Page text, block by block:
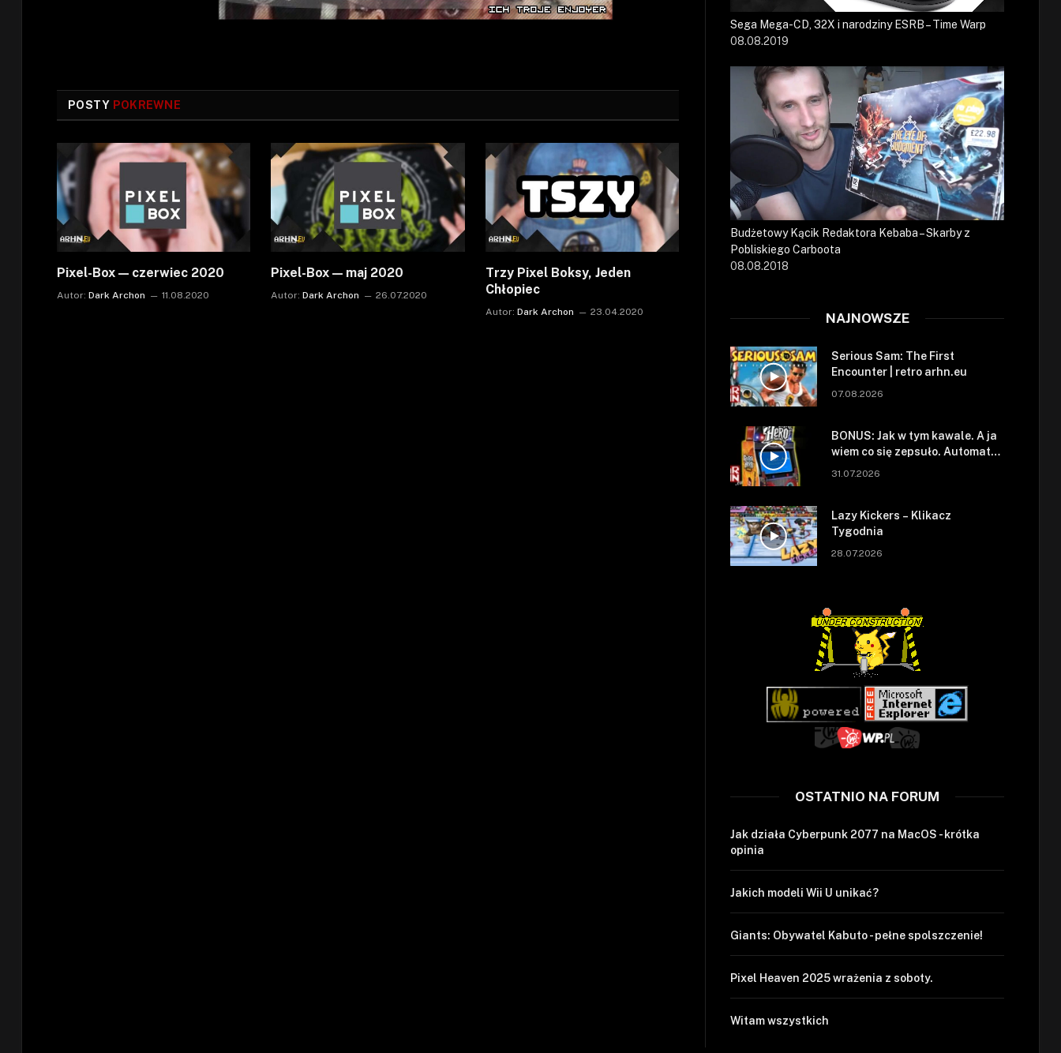
POSTY POKREWNE
Pixel-Box — czerwiec 2020
Autor: Dark Archon 11.08.2020
Pixel-Box — maj 2020
Autor: Dark Archon 26.07.2020
Trzy Pixel Boksy, Jeden
Chłopiec
Autor: Dark Archon 23.04.2020
Sega Mega-CD, 32X i narodziny ESRB – Time Warp
08.08.2019
Budżetowy Kącik Redaktora Kebaba – Skarby z
Pobliskiego Carboota
08.08.2018
NAJNOWSZE
Serious Sam: The First
Encounter | retro arhn.eu
07.08.2026
BONUS: Jak w tym kawale. A ja
wiem co się zepsuło. Automat
się zepsuł.
31.07.2026
Lazy Kickers – Klikacz
Tygodnia
28.07.2026
OSTATNIO NA FORUM
Jak działa Cyberpunk 2077 na MacOS - krótka
opinia
Jakich modeli Wii U unikać?
Giants: Obywatel Kabuto - pełne spolszczenie!
Pixel Heaven 2025 wrażenia z soboty.
Witam wszystkich